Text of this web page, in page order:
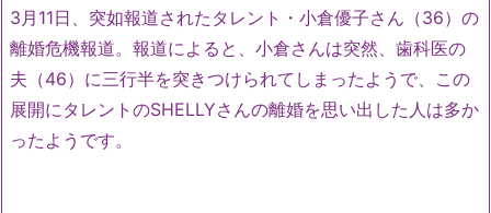
3月11日、突如報道されたタレント・小倉優子さん（36）の
離婚危機報道。報道によると、小倉さんは突然、歯科医の
夫（46）に三行半を突きつけられてしまったようで、この
展開にタレントのSHELLYさんの離婚を思い出した人は多か
ったようです。